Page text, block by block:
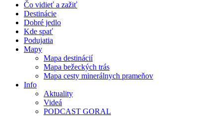
Čo vidieť a zažiť
Destinácie
Dobré jedlo
Kde spať
Podujatia
Mapy
Mapa destinácií
Mapa bežeckých trás
Mapa cesty minerálnych prameňov
Info
Aktuality
Videá
PODCAST GORAL